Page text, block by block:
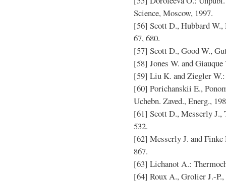
Science, Moscow, 1997.
[56] Scott D., Hubbard W.,
67, 680.
[57] Scott D., Good W.,
[58] Jones W. and
[59] Liu K. and Ziegler W.:
[60] Porichanskii E.,
Uchebn. Zaved., Energ.,
[61] Scott D., Messerly J.,
532.
[62] Messerly J. and Finke
867.
[63] Lichanot A.:
[64] Roux A., Grolier J.-P.,